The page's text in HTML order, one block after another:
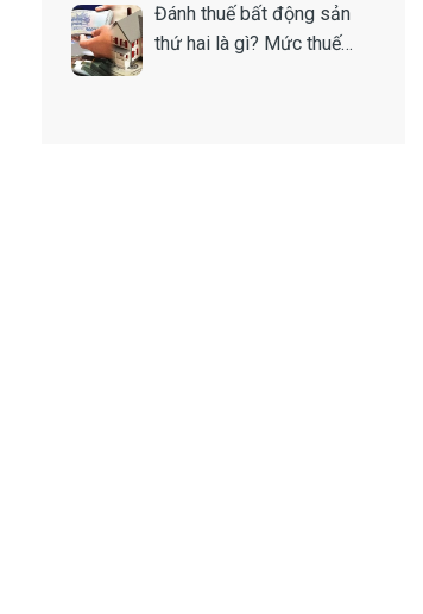
Đánh thuế bất động sản
thứ hai là gì? Mức thuế